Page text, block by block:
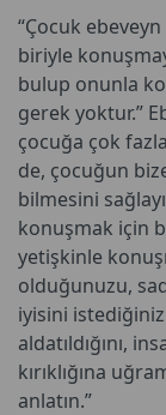
“Çocuk
biriyle
bulup onunla
gerek yoktur.”
çocuğa çok
de, çocuğun
bilmesini
konuşmak için
yetişkinle
olduğunuzu,
iyisini
aldatıldığını,
kırıklığına
anlatın.”